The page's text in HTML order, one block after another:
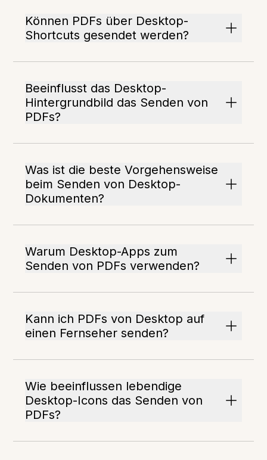
Können PDFs über Desktop-
Shortcuts gesendet werden?
Beeinflusst das Desktop-
Hintergrundbild das Senden von
PDFs?
Was ist die beste Vorgehensweise
beim Senden von Desktop-
Dokumenten?
Warum Desktop-Apps zum
Senden von PDFs verwenden?
Kann ich PDFs von Desktop auf
einen Fernseher senden?
Wie beeinflussen lebendige
Desktop-Icons das Senden von
PDFs?